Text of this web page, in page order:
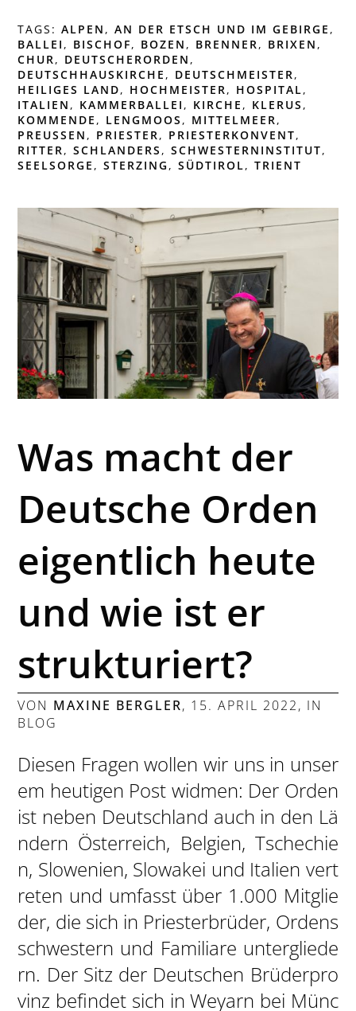
TAGS:ALPEN ,AN DER ETSCH UND IM GEBIRGE ,
BALLEI , BISCHOF, BOZEN , BRENNER , BRIXEN ,
CHUR , DEUTSCHERORDEN ,
DEUTSCHHAUSKIRCHE , DEUTSCHMEISTER ,
HEILIGES LAND, HOCHMEISTER , HOSPITAL ,
ITALIEN , KAMMERBALLEI , KIRCHE , KLERUS ,
KOMMENDE , LENGMOOS , MITTELMEER ,
PREUSSEN
, PRIESTER , PRIESTERKONVENT,
RITTER ,SCHLANDERS ,SCHWESTERNINSTITUT,
SEELSORGE ,STERZING ,SÜDTIROL ,TRIENT
Was macht der
Deutsche Orden
eigentlich heute
und wie ist er
strukturiert?
VON MAXINE BERGLER, 15. APRIL 2022, IN
BLOG
Diesen Fragen wollen wir uns in unser
em heutigen Post widmen: Der Orden
ist neben Deutschland auch in den Lä
ndern Österreich, Belgien, Tschechie
n, Slowenien, Slowakei und Italien vert
reten und umfasst über 1.000 Mitglie
der, die sich in Priesterbrüder, Ordens
schwestern und Familiare untergliede
rn. Der Sitz der Deutschen Brüderpro
vinz befindet sich in Weyarn bei Münc